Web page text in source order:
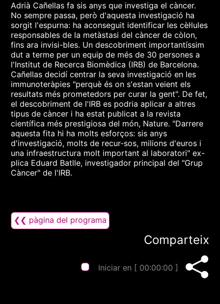
Adrià Cañellas fa sis anys que investiga el càncer.
No sempre passa, però d'aquesta investigació ha
sorgit l'espurna: ha aconseguit identificar les cèl·lules
responsables de la metàstasi del càncer de còlon,
fins ara invisi-bles. Un descobriment importantíssim
dut a terme per un equip de més de 30 persones a
l'Institut de Recerca Biomèdica (IRB) de Barcelona.
Cañellas decidí centrar la seva investigació en les
immunoteràpies "perquè és on s'estan veient els
resultats més prometedors per curar la gent". De fet,
el descobriment de l'IRB es podria aplicar a altres
tipus de càncer i ha estat publicat a la revista
científica més prestigiosa del món, Nature. "Darrere
aquesta fita hi ha molts esforços: sis anys
d'investigació, molts de recur-sos, milions d'euros i
una infraestructura molt important al laboratori" ex-
plica Eduard Batlle, investigador principal del "Grup
Càncer" de l'IRB.
❮❮ pàgina del programa
Comparteix
Iniciar en [ 00:00:00 ]